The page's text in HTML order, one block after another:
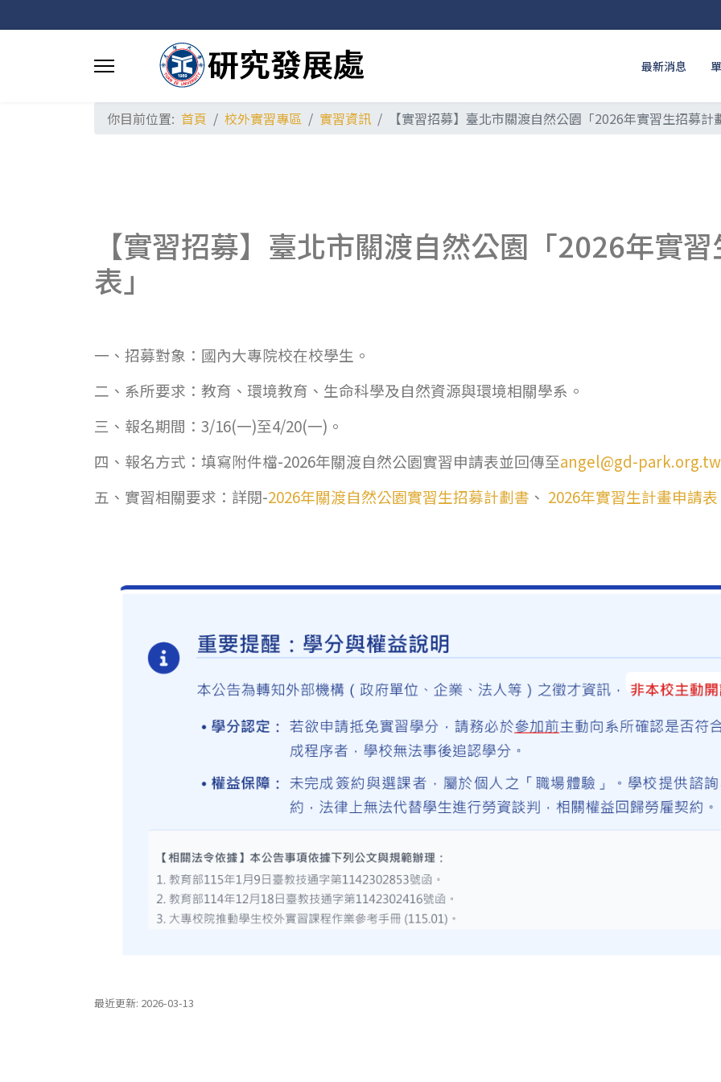
最新消息
你目前位置: 首頁 校外實習專區 實習資訊 【實習招募】臺北市關渡自然公園「2026年實習生招募計
【實習招募】臺北市關渡自然公園「2026年實
表」
一、招募對象：國內大專院校在校學生。
二、系所要求：教育、環境教育、生命科學及自然資源與環境相關學系。
三、報名期間：3/16(一)至4/20(一)。
四、報名方式：填寫附件檔-2026年關渡自然公園實習申請表並回傳至angel@gd-park.org.tw
五、實習相關要求：詳閱-2026年關渡自然公園實習生招募計劃書 、 2026年實習生計畫申請表
最近更新: 2026-03-13